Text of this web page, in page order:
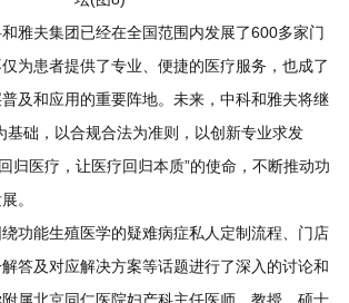
雅夫集团已经在全国范围内发展了600多家门
为患者提供了专业、便捷的医疗服务，也成了
及和应用的重要阵地。未来，中科和雅夫将继
基础，以合规合法为准则，以创新专业求发
归医疗，让医疗回归本质”的使命，不断推动功
。
功能生殖医学的疑难病症私人定制流程、门店
答及对应解决方案等话题进行了深入的讨论和